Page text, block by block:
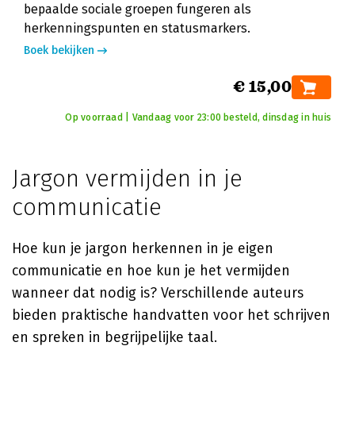
bepaalde sociale groepen fungeren als
herkenningspunten en statusmarkers.
Boek bekijken
€ 15,00
Op voorraad | Vandaag voor 23:00 besteld, dinsdag in huis
Jargon vermijden in je
communicatie
Hoe kun je jargon herkennen in je eigen
communicatie en hoe kun je het vermijden
wanneer dat nodig is? Verschillende auteurs
bieden praktische handvatten voor het schrijven
en spreken in begrijpelijke taal.